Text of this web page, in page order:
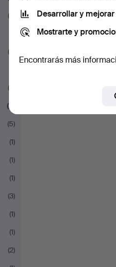
(2)
(2)
(2)
(2)
(5)
(1)
(1)
(1)
(3)
(1)
(1)
(2)
Desarrollar y
Mostrarte y
Encontrarás más